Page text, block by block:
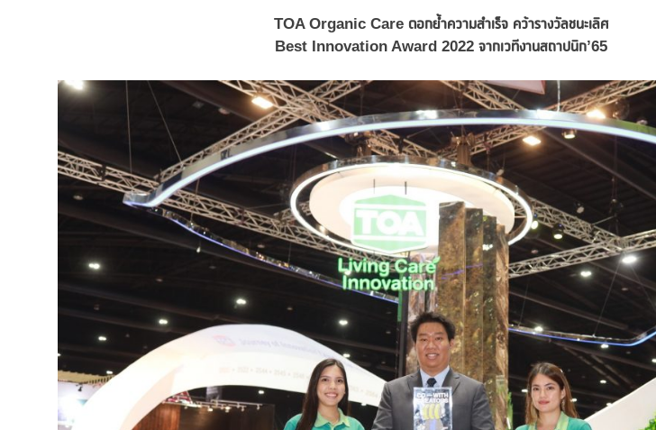
TOA Organic Care ตอกย้ำความสำเร็จ คว้ารางวัลชนะเลิศ
Best Innovation Award 2022 จากเวทีงานสถาปนิก’65